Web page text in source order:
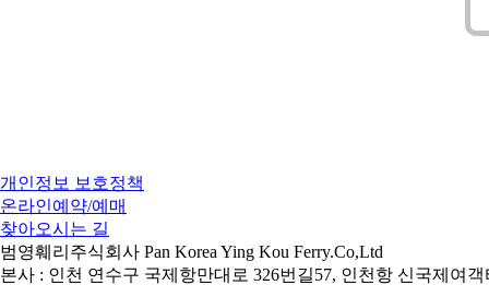
개인정보 보호정책
온라인예약/예매
찾아오시는 길
범영훼리주식회사 Pan Korea Ying Kou Ferry.Co,Ltd
본사 : 인천 연수구 국제항만대로 326번길57, 인천항 신국제여